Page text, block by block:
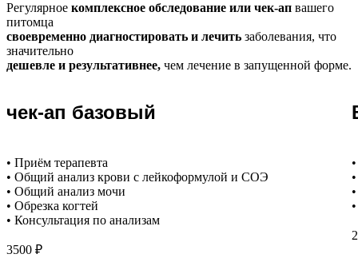
Регулярное комплексное обследование или чек-ап вашего
питомца
своевременно диагностировать и лечить заболевания, что
значительно
дешевле и результативнее, чем лечение в запущенной форме.
чек-ап базовый
• Приём терапевта
• Общий анализ крови с лейкоформулой и СОЭ
• Общий анализ мочи
• Обрезка когтей
• Консультация по анализам
3500 ₽